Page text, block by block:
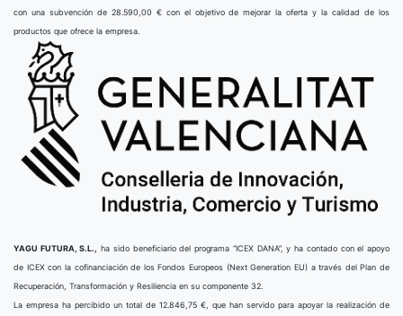
con una subvención de 28.590,00 € con el objetivo de mejorar la oferta y la calidad de los
productos que ofrece la empresa.
YAGU FUTURA, S.L.,
ha sido beneficiario del programa “ICEX DANA”, y ha contado con el apoyo
de ICEX con la cofinanciación de los Fondos Europeos (Next Generation EU) a través del Plan de
Recuperación, Transformación y Resiliencia en su componente 32.
La empresa ha percibido un total de 12.846,75 €, que han servido para apoyar la realización de